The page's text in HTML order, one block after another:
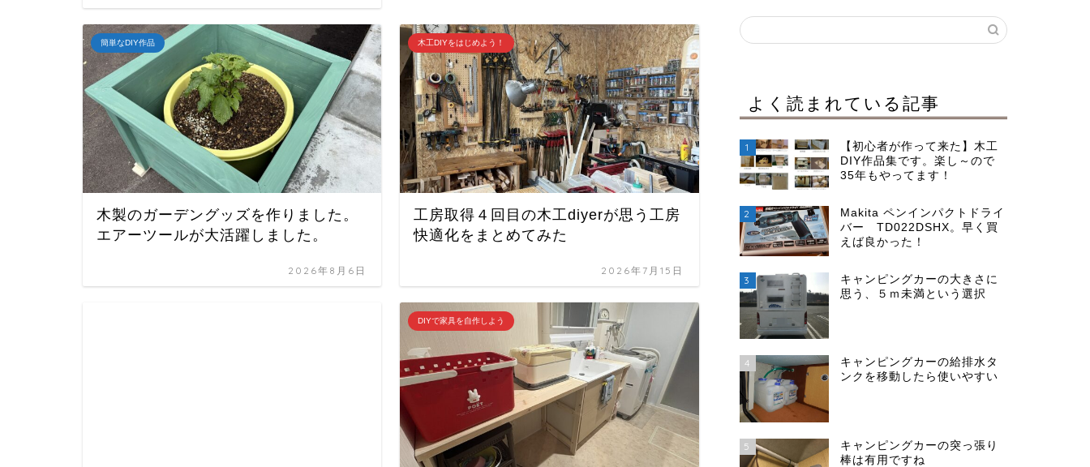
簡単なDIY作品
木製のガーデングッズを作りました。
エアーツールが大活躍しました。
2026年8月6日
木工DIYをはじめよう！
工房取得４回目の木工diyerが思う工房
快適化をまとめてみた
2026年7月15日
DIYで家具を自作しよう
よく読まれている記事
1
【初心者が作って来た】木工
DIY作品集です。楽し～ので
35年もやってます！
2
Makita ペンインパクトドライ
バー TD022DSHX。早く買
えば良かった！
3
キャンピングカーの大きさに
思う、５ｍ未満という選択
4
キャンピングカーの給排水タ
ンクを移動したら使いやすい
5
キャンピングカーの突っ張り
棒は有用ですね